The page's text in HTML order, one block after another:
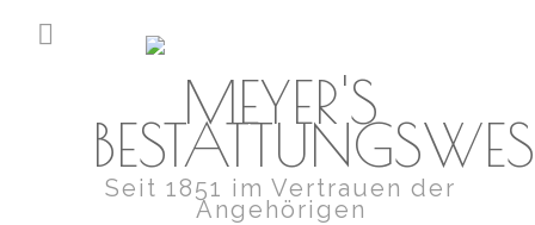
MEYER'S
Seit 1851 im Vertrauen der
Angehörigen